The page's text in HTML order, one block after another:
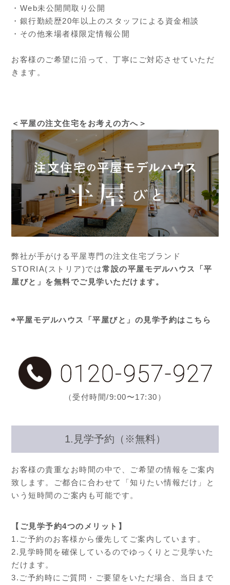
・Web未公開間取り公開
・銀行勤続歴20年以上のスタッフによる資金相談
・その他来場者様限定情報公開
お客様のご希望に沿って、丁寧にご対応させていただ
きます。
＜平屋の注文住宅をお考えの方へ＞
弊社が手がける平屋専門の注文住宅ブランド
STORIA(ストリア)では常設の平屋モデルハウス「平
屋びと」を無料でご見学いただけます。
⇨平屋モデルハウス「平屋びと」の見学予約はこちら
（受付時間/9:00〜17:30）
1.見学予約（※無料）
お客様の貴重なお時間の中で、ご希望の情報をご案内
致します。ご都合に合わせて「知りたい情報だけ」と
いう短時間のご案内も可能です。
【ご見学予約4つのメリット】
1.ご予約のお客様から優先してご案内しています。
2.見学時間を確保しているのでゆっくりとご見学いた
だけます。
3.ご予約時にご質問・ご要望をいただ場合、当日まで